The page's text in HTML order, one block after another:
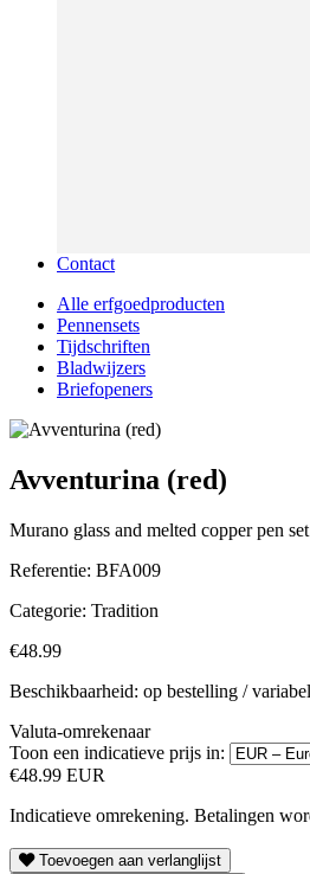
Contact
Alle erfgoedproducten
Pennensets
Tijdschriften
Bladwijzers
Briefopeners
Avventurina (red)
Murano glass and melted copper pen set
Referentie: BFA009
Categorie: Tradition
€48.99
Beschikbaarheid: op bestelling /
Valuta-omrekenaar
Toon een indicatieve prijs in:
€48.99 EUR
Indicatieve omrekening. Betalingen
Toevoegen aan verlanglijst